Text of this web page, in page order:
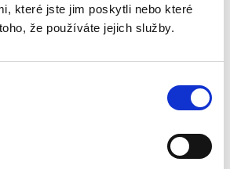
které jste jim poskytli nebo které
že používáte jejich služby.